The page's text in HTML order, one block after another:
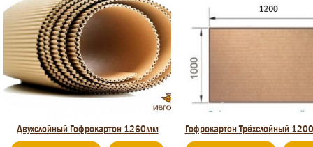
Двухслойный Гофрокартон 1260мм Гофрокартон Трёхслойный